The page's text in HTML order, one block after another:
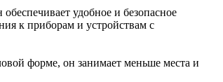
удобное и безопасное
к приборам и устройствам с
форме, он занимает меньше места и